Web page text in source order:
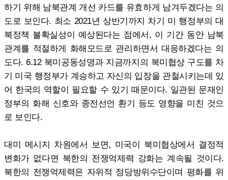
하기 위해 남북관계 개선 카드를 유효하게 남겨두겠다는 의
도로 보인다. 최소 2021년 상반기까지 차기 미 행정부의 대
북정책 불확실성이 예상된다는 점에서, 이 기간 동안 남북
관계를 적절하게 화해모드로 관리하면서 대응하겠다는 의
도다. 6.12 북미공동성명과 지금까지의 북미협상 구도를 차
기 미국 행정부가 계승하고 자신의 입장을 관철시키는데 있
어 한국의 역할이 필요할 수 있기 때문이다. 일관된 문재인
정부의 화해 신호와 종전선언 환기 등도 영향을 미친 것으
로 보인다.
대미 메시지 차원에서 보면, 미국이 북미협상에서 결정적
변화가 없다면 북한의 전쟁억제력 강화는 계속될 것이다.
북한의 전쟁억제력은 자위적 정당방위수단이며 평화를 위